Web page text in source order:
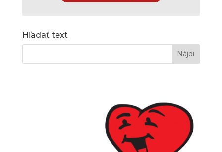
Hľadať text